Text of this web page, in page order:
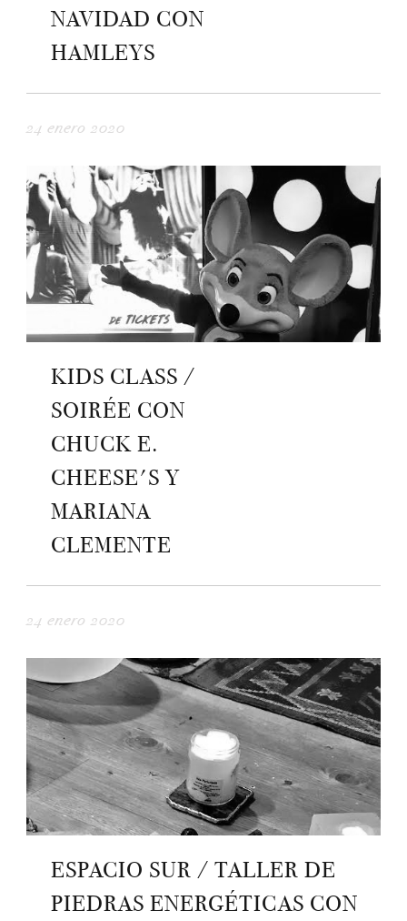
NAVIDAD CON
HAMLEYS
24 enero 2020
KIDS CLASS /
SOIRÉE CON
CHUCK E.
CHEESE'S Y
MARIANA
CLEMENTE
24 enero 2020
ESPACIO SUR / TALLER DE
PIEDRAS ENERGÉTICAS CON